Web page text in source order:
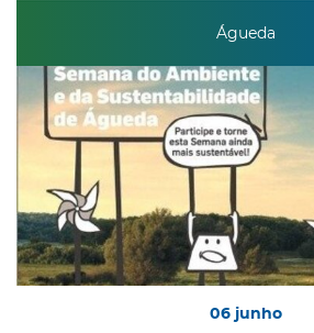
Águeda
06 junho